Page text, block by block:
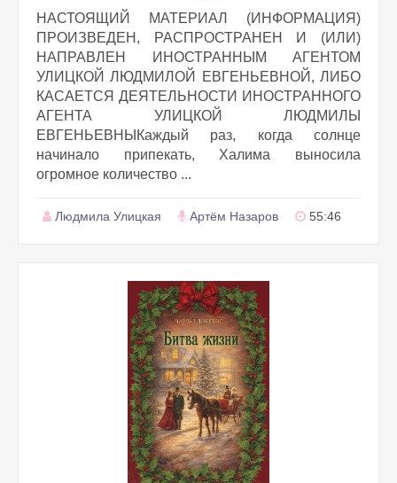
НАСТОЯЩИЙ МАТЕРИАЛ (ИНФОРМАЦИЯ)
ПРОИЗВЕДЕН, РАСПРОСТРАНЕН И (ИЛИ)
НАПРАВЛЕН ИНОСТРАННЫМ АГЕНТОМ
УЛИЦКОЙ ЛЮДМИЛОЙ ЕВГЕНЬЕВНОЙ, ЛИБО
КАСАЕТСЯ ДЕЯТЕЛЬНОСТИ ИНОСТРАННОГО
АГЕНТА УЛИЦКОЙ ЛЮДМИЛЫ
ЕВГЕНЬЕВНЫКаждый раз, когда солнце
начинало припекать, Халима выносила
огромное количество ...
Людмила Улицкая Артём Назаров 55:46